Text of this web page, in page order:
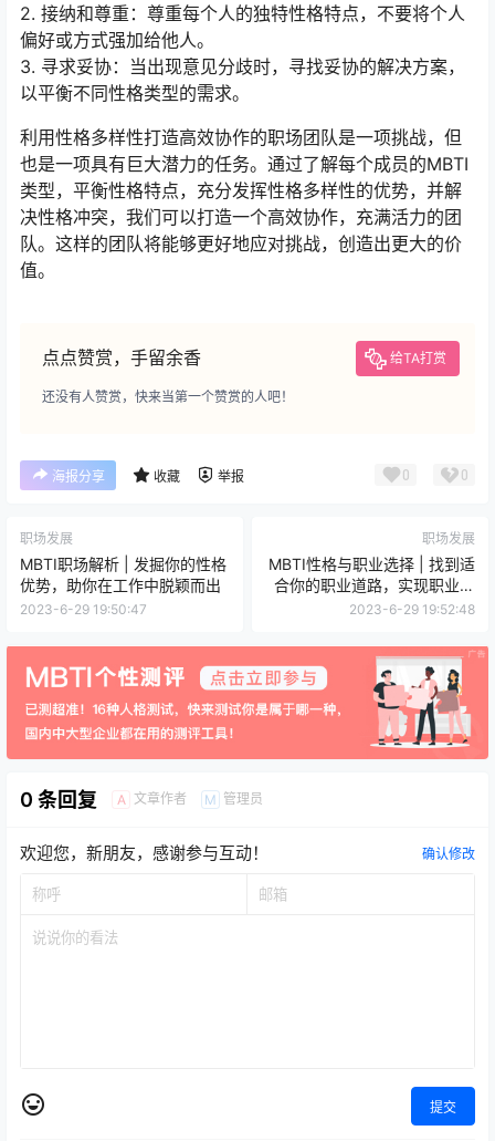
2. 接纳和尊重：尊重每个人的独特性格特点，不要将个人
偏好或方式强加给他人。
3. 寻求妥协：当出现意见分歧时，寻找妥协的解决方案，
以平衡不同性格类型的需求。
利用性格多样性打造高效协作的职场团队是一项挑战，但
也是一项具有巨大潜力的任务。通过了解每个成员的MBTI
类型，平衡性格特点，充分发挥性格多样性的优势，并解
决性格冲突，我们可以打造一个高效协作，充满活力的团
队。这样的团队将能够更好地应对挑战，创造出更大的价
值。
点点赞赏，手留余香 给TA打赏
还没有人赞赏，快来当第一个赞赏的人吧！
海报分享 收藏 举报 0 0
职场发展
MBTI职场解析 | 发掘你的性格
优势，助你在工作中脱颖而出
2023-6-29 19:50:47
职场发展
MBTI性格与职业选择 | 找到适
合你的职业道路，实现职业成
功
2023-6-29 19:52:48
0 条回复 A 文章作者 M 管理员
欢迎您，新朋友，感谢参与互动！ 确认修改
提交